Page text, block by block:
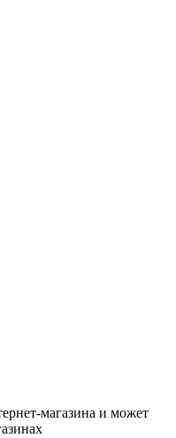
магазина и может